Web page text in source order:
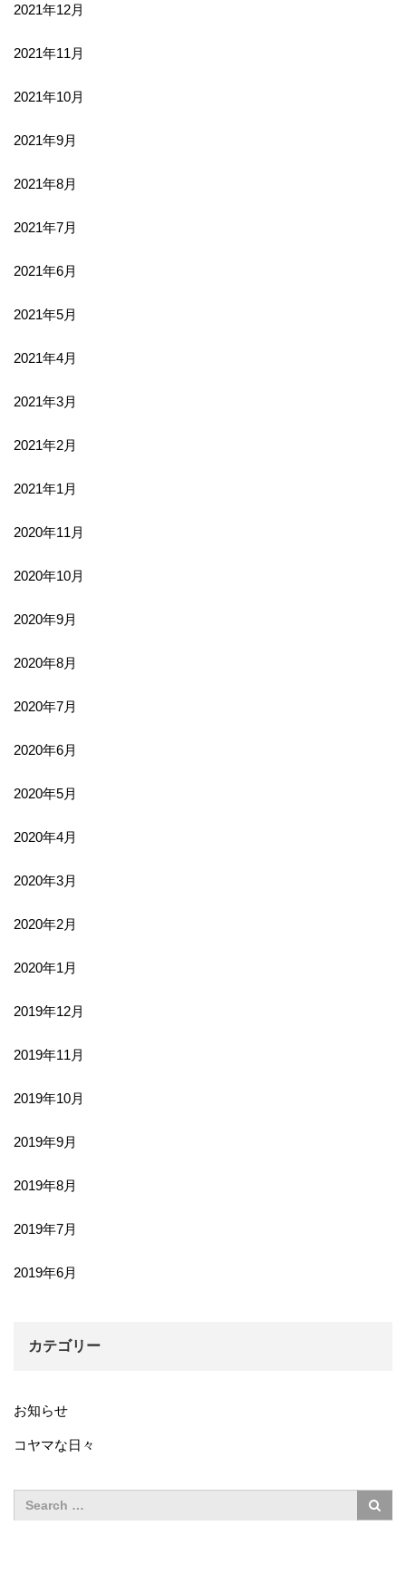
2021年12月
2021年11月
2021年10月
2021年9月
2021年8月
2021年7月
2021年6月
2021年5月
2021年4月
2021年3月
2021年2月
2021年1月
2020年11月
2020年10月
2020年9月
2020年8月
2020年7月
2020年6月
2020年5月
2020年4月
2020年3月
2020年2月
2020年1月
2019年12月
2019年11月
2019年10月
2019年9月
2019年8月
2019年7月
2019年6月
カテゴリー
お知らせ
コヤマな日々